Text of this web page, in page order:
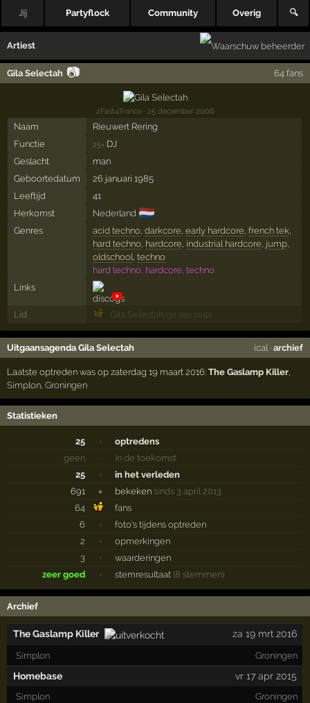
Jij Partyflock Community Overig 🔍
Artiest
Gila Selectah 📷 64 fans
2Fast4Trance· 25 december 2006
Naam
Rieuwert Rering
Functie
25× DJ
Geslacht
man
Geboortedatum
26 januari 1985
Leeftijd
41
Herkomst
Nederland 🇳🇱
Genres acid techno, darkcore early hardcore french tek,
hard techno, hardcore industrial hardcore jump,
oldschool techno
hard techno, hardcore, techno
Links
Lid Gila Selectah (30 dec 2012)
Uitgaansagenda Gila Selectah ical· archief
Laatste optreden was op zaterdag 19 maart 2016:The Gaslamp Killer
Simplon ,Groningen
Statistieken
25 ·
optredens
geen
·
in de toekomst
25
·
in het verleden
691
× bekeken sinds 3 april 2013
64
fans
6
·
foto's tijdens optreden
2
·
opmerkingen
3
·
waarderingen
zeer goed
· stemresultaat (8 stemmen)
Archief
The Gaslamp Killer za 19 mrt 2016
Simplon Groningen
Homebase vr 17 apr 2015
Simplon Groningen